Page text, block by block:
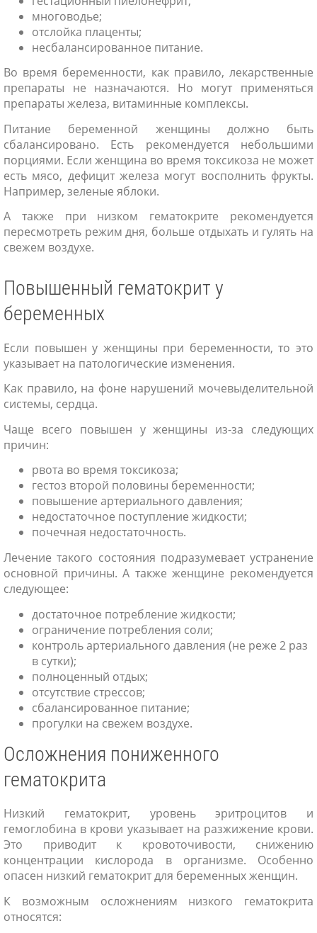
многоводье;
отслойка плаценты;
несбалансированное питание.
Во время беременности, как правило, лекарственные
препараты не назначаются. Но могут применяться
препараты железа, витаминные комплексы.
Питание беременной женщины должно быть
сбалансировано. Есть рекомендуется небольшими
порциями. Если женщина во время токсикоза не может
есть мясо, дефицит железа могут восполнить фрукты.
Например, зеленые яблоки.
А также при низком гематокрите рекомендуется
пересмотреть режим дня, больше отдыхать и гулять на
свежем воздухе.
Повышенный гематокрит у
беременных
Если повышен у женщины при беременности, то это
указывает на патологические изменения.
Как правило, на фоне нарушений мочевыделительной
системы, сердца.
Чаще всего повышен у женщины из-за следующих
причин:
рвота во время токсикоза;
гестоз второй половины беременности;
повышение артериального давления;
недостаточное поступление жидкости;
почечная недостаточность.
Лечение такого состояния подразумевает устранение
основной причины. А также женщине рекомендуется
следующее:
достаточное потребление жидкости;
ограничение потребления соли;
контроль артериального давления (не реже 2 раз
в сутки);
полноценный отдых;
отсутствие стрессов;
сбалансированное питание;
прогулки на свежем воздухе.
Осложнения пониженного
гематокрита
Низкий гематокрит, уровень эритроцитов и
гемоглобина в крови указывает на разжижение крови.
Это приводит к кровоточивости, снижению
концентрации кислорода в организме. Особенно
опасен низкий гематокрит для беременных женщин.
К возможным осложнениям низкого гематокрита
относятся: